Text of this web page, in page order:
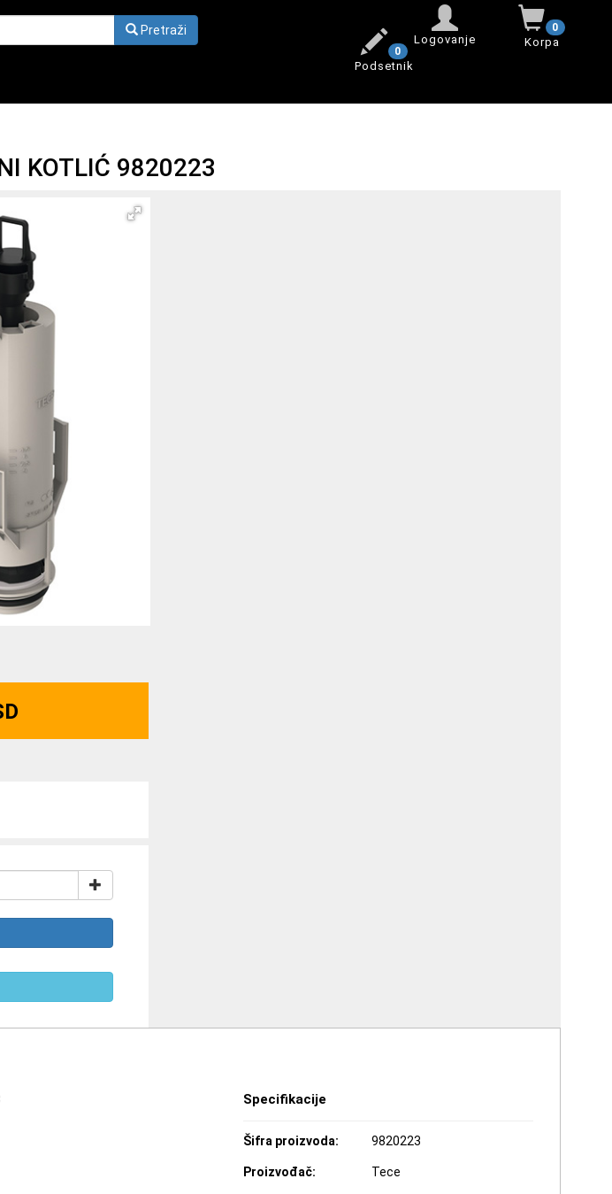
Pretraži 0
Korpa
Logovanje
0
Podsetnik
KOTLIĆ 9820223
Specifikacije
Šifra proizvoda: 9820223
Proizvođač: Tece